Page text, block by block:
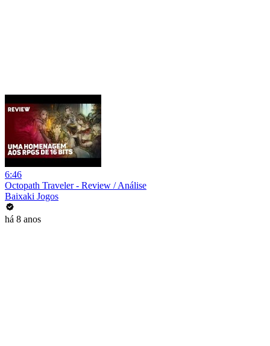
6:46
Octopath Traveler - Review / Análise
Baixaki Jogos
há 8 anos